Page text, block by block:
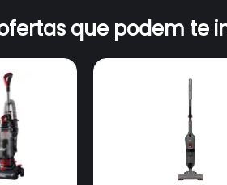
que podem te